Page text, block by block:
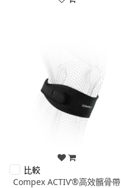
比較
Compex ACTIV’®高效髕骨帶